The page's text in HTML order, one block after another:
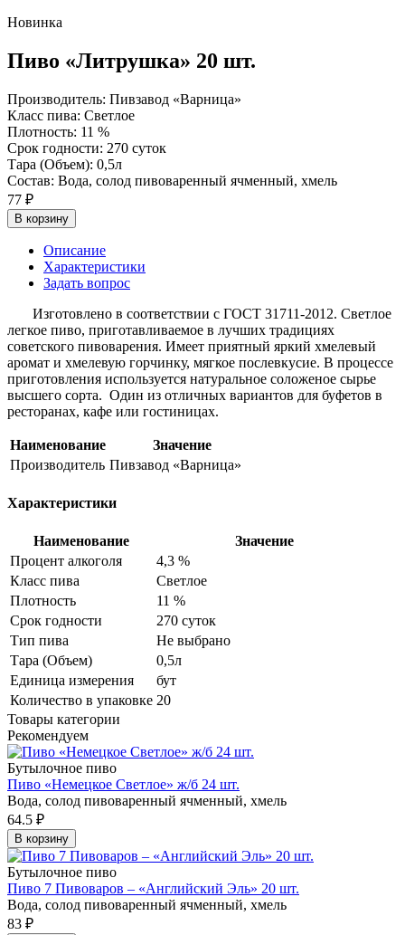
Новинка
Пиво «Литрушка» 20 шт.
Производитель: Пивзавод «Варница»
Класс пива: Светлое
Плотность: 11 %
Срок годности: 270 суток
Тара (Объем): 0,5л
Состав: Вода, солод пивоваренный ячменный, хмель
77 ₽
В корзину
Описание
Характеристики
Задать вопрос
Изготовлено в соответствии с ГОСТ 31711-2012. Светлое
легкое пиво, приготавливаемое в лучших традициях
советского пивоварения. Имеет приятный яркий хмелевый
аромат и хмелевую горчинку, мягкое послевкусие. В процессе
приготовления используется натуральное соложеное сырье
высшего сорта. Один из отличных вариантов для буфетов в
ресторанах, кафе или гостиницах.
Наименование
Значение
Производитель Пивзавод «Варница»
Характеристики
Наименование
Значение
Процент алкоголя
4,3 %
Класс пива
Светлое
Плотность
11 %
Срок годности
270 суток
Тип пива
Не выбрано
Тара (Объем)
0,5л
Единица измерения
бут
Количество в упаковке 20
Товары категории
Рекомендуем
Бутылочное пиво
Пиво «Немецкое Светлое» ж/б 24 шт.
Вода, солод пивоваренный ячменный, хмель
64.5 ₽
В корзину
Бутылочное пиво
Пиво 7 Пивоваров – «Английский Эль» 20 шт.
Вода, солод пивоваренный ячменный, хмель
83 ₽